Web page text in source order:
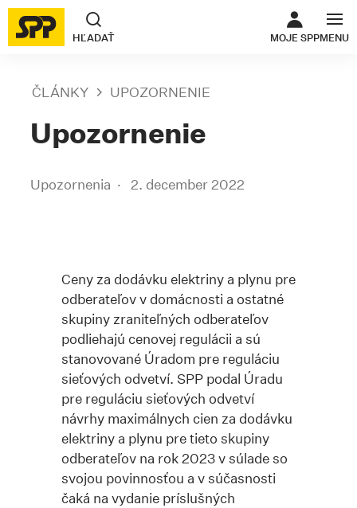
HĽADAŤ MOJE SPP
ODKAZ SA
MENU
ČLÁNKY UPOZORNENIE
Upozornenie
Upozornenia 2. december 2022
Ceny za dodávku elektriny a plynu pre
odberateľov v domácnosti a ostatné
skupiny zraniteľných odberateľov
podliehajú cenovej regulácii a sú
stanovované Úradom pre reguláciu
sieťových odvetví. SPP podal Úradu
pre reguláciu sieťových odvetví
návrhy maximálnych cien za dodávku
elektriny a plynu pre tieto skupiny
odberateľov na rok 2023 v súlade so
svojou povinnosťou a v súčasnosti
čaká na vydanie príslušných